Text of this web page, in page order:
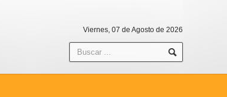
Viernes, 07 de Agosto de 2026